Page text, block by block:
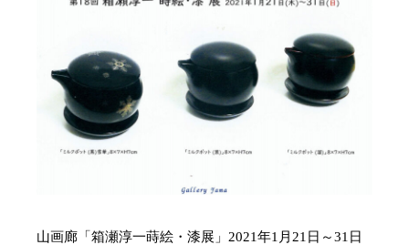
山画廊「箱瀬淳一蒔絵・漆展」2021年1月21日～31日